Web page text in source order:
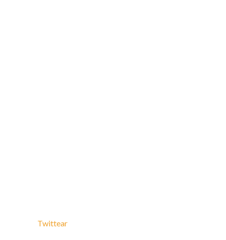
Twittear